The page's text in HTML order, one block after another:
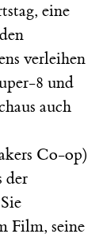
eine
verleihen
8 und
auch
Co-op)
der
Film, seine